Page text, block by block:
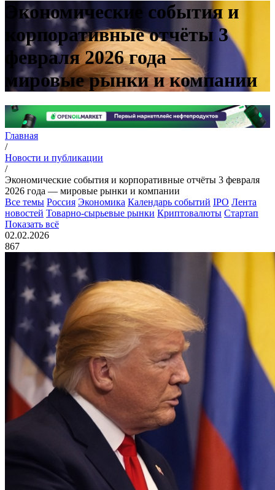
Экономические события и
корпоративные отчёты 3
февраля 2026 года —
мировые рынки и компании
Главная
/
Новости и публикации
/
Экономические события и корпоративные отчёты 3 февраля
2026 года — мировые рынки и компании
Все темы Россия Экономика Календарь событий IPO Лента
новостей Товарно-сырьевые рынки Криптовалюты Стартап
Показать всё
02.02.2026
867